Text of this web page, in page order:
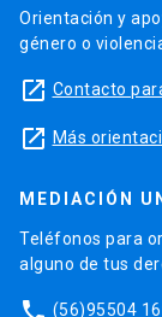
Orientación y
género o
launch Contacto
launch Más
MEDIACIÓN
Teléfonos para
alguno de tus
(56)95504